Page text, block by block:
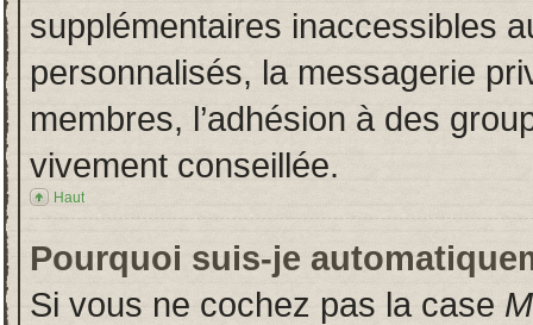
supplémentaires inaccessibles
personnalisés, la messagerie
membres, l’adhésion à des
vivement conseillée.
Haut
Pourquoi suis-je
Si vous ne cochez pas la case